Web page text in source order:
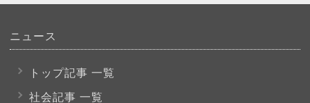
ニュース
トップ記事 一覧
社会記事 一覧